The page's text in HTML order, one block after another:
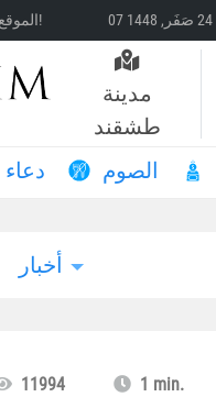
الموقع يعمل في وضع الاختبار!
مدينة
طشقند
دعاء الصوم
أخبار
11994 1 min.